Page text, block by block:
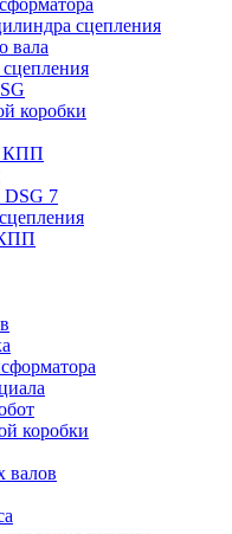
сцепления
вала
коробки
КПП
DSG 7
коробки
валов